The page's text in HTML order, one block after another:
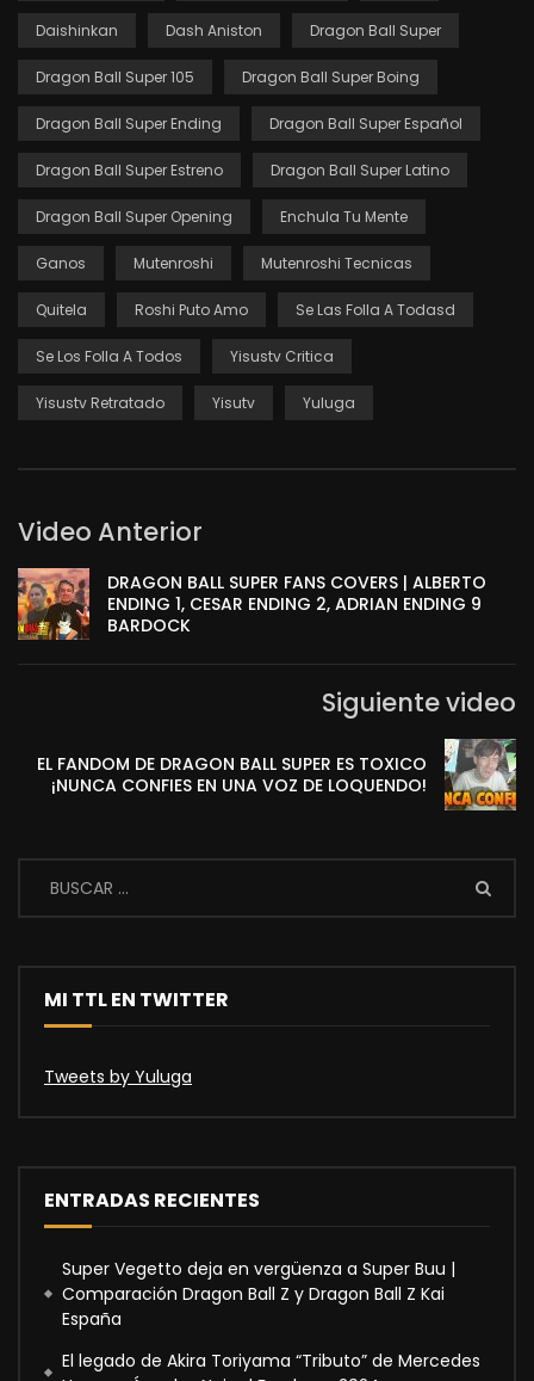
Daishinkan Dash Aniston Dragon Ball Super
Dragon Ball Super 105 Dragon Ball Super Boing
Dragon Ball Super Ending Dragon Ball Super Español
Dragon Ball Super Estreno Dragon Ball Super Latino
Dragon Ball Super Opening Enchula Tu Mente
Ganos Mutenroshi Mutenroshi Tecnicas
Quitela Roshi Puto Amo Se Las Folla A Todasd
Se Los Folla A Todos Yisustv Critica
Yisustv Retratado Yisutv Yuluga
Video Anterior
DRAGON BALL SUPER FANS COVERS | ALBERTO
ENDING 1, CESAR ENDING 2, ADRIAN ENDING 9
BARDOCK
Siguiente video
EL FANDOM DE DRAGON BALL SUPER ES TOXICO
¡NUNCA CONFIES EN UNA VOZ DE LOQUENDO!
MI TTL EN TWITTER
Tweets by Yuluga
ENTRADAS RECIENTES
Super Vegetto deja en vergüenza a Super Buu |
Comparación Dragon Ball Z y Dragon Ball Z Kai
España
El legado de Akira Toriyama “Tributo” de Mercedes